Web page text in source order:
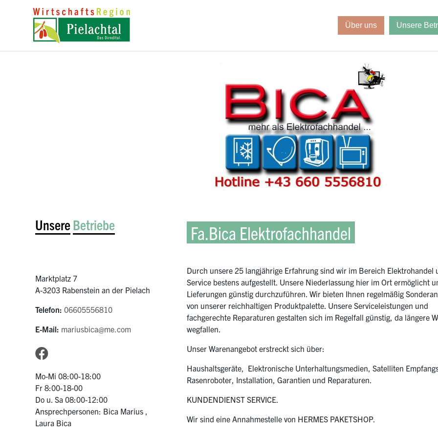
Über uns Unsere
UnsereBetriebe Fa.Bica Elektrofachhandel
Marktplatz 7
A-3203 Rabenstein an der Pielach
Telefon: 06605556810
E-Mail: mariusbica@me.com
Mo-Mi 08:00-18:00
Fr 8:00-18-00
Do u. Sa 08:00-12:00
Ansprechpersonen: Bica Marius ,
Laura Bica
Durch unsere 25 langjährige Erfahrung sind wir im Bereich Elektrohandel
Service bestens aufgestellt. Unsere Niederlassung hier im Ort ermöglicht
Lieferungen günstig durchzuführen. Wir bieten Ihnen regelmäßig
von unserer reichhaltigen Produktpalette. Unsere Serviceleistungen und
fachgerechte Reparaturen gestalten sich im Regelfall günstig, da längere
wegfallen.
Unser Warenangebot erstreckt sich über:
Haushaltsgeräte, Elektronische Unterhaltungsmedien, Satelliten
Rasenroboter, Installation, Garantien und Reparaturen.
KUNDENDIENST SERVICE.
Wir sind eine Annahmestelle von HERMES PAKETSHOP.